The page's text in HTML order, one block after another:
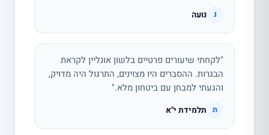
נ נועה
"לקחתי שיעורים פרטיים בלשון אונליין לקראת
הבגרות. ההסברים היו מצוינים, התרגול היה מדויק,
והגעתי למבחן עם ביטחון מלא."
ת תלמידת י"א